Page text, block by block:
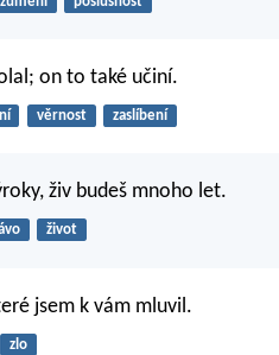
on to také učiní.
věrnost zaslíbení
živ budeš mnoho let.
život
jsem k vám mluvil.
zlo